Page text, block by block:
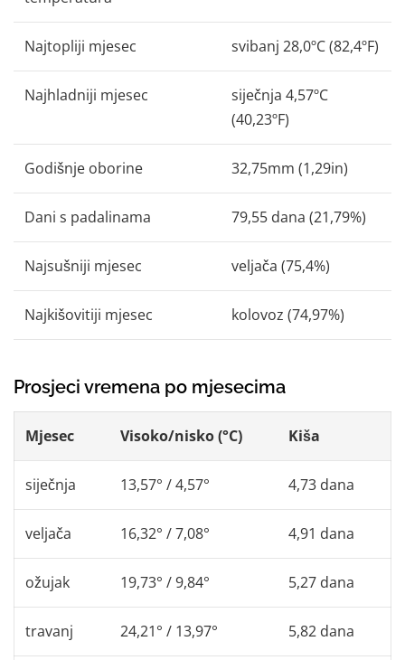
Najtopliji mjesec svibanj 28,0ºC (82,4ºF)
Najhladniji mjesec
siječnja 4,57ºC
(40,23ºF)
Godišnje oborine 32,75mm (1,29in)
Dani s padalinama 79,55 dana (21,79%)
Najsušniji mjesec veljača (75,4%)
Najkišovitiji mjesec kolovoz (74,97%)
Prosjeci vremena po mjesecima
Mjesec Visoko/nisko (°C) Kiša
siječnja 13,57° / 4,57° 4,73 dana
veljača 16,32° / 7,08° 4,91 dana
ožujak 19,73° / 9,84° 5,27 dana
travanj 24,21° / 13,97° 5,82 dana